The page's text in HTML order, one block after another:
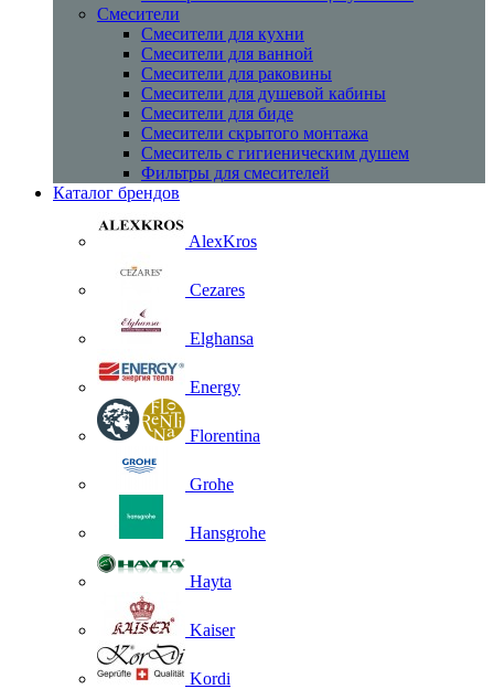
Смесители
Смесители для кухни
Смесители для ванной
Смесители для раковины
Смесители для душевой кабины
Смесители для биде
Смесители скрытого монтажа
Смеситель с гигиеническим душем
Фильтры для смесителей
Каталог брендов
AlexKros
Cezares
Elghansa
Energy
Florentina
Grohe
Hansgrohe
Hayta
Kaiser
Kordi